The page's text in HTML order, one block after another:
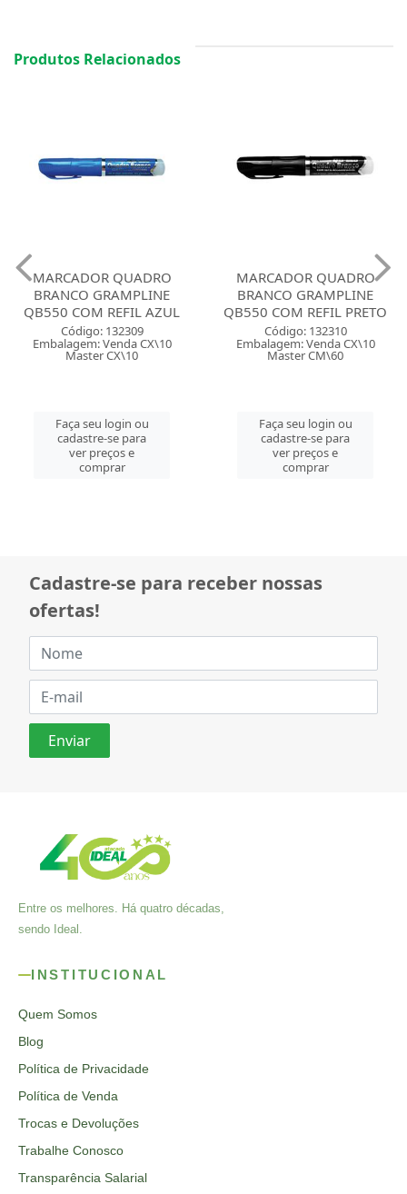
Produtos Relacionados
MARCADOR QUADRO
BRANCO GRAMPLINE
QB550 COM REFIL AZUL
Código: 132309
Embalagem: Venda CX\10
Master CX\10
Faça seu login ou
cadastre-se para
ver preços e
comprar
MARCADOR QUADRO
BRANCO GRAMPLINE
QB550 COM REFIL PRETO
Código: 132310
Embalagem: Venda CX\10
Master CM\60
Faça seu login ou
cadastre-se para
ver preços e
comprar
Cadastre-se para receber nossas
ofertas!
Entre os melhores. Há quatro décadas,
sendo Ideal.
INSTITUCIONAL
Quem Somos
Blog
Política de Privacidade
Política de Venda
Trocas e Devoluções
Trabalhe Conosco
Transparência Salarial